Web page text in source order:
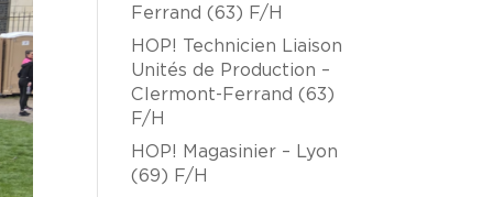
Ferrand (63) F/H
HOP! Technicien Liaison
Unités de Production –
Clermont-Ferrand (63)
F/H
HOP! Magasinier – Lyon
(69) F/H